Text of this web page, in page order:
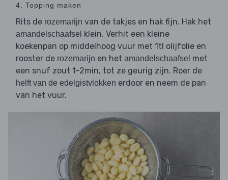
4. Topping maken
Rits de rozemarijn van de takjes en hak fijn. Hak het
amandelschaafsel klein. Verhit een kleine
koekenpan op middelhoog vuur met 1tl olijfolie en
rooster de rozemarijn en het amandelschaafsel met
een snuf zout 1-2min, tot ze geurig zijn. Roer de
helft van de edelgistvlokken erdoor en neem de pan
van het vuur.